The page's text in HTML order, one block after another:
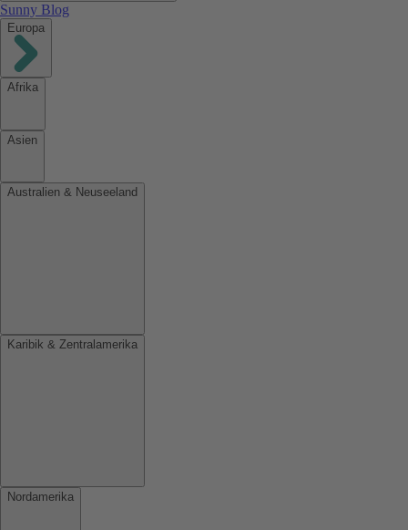
Sunny Blog
Europa
Afrika
Asien
Australien & Neuseeland
Karibik & Zentralamerika
Nordamerika